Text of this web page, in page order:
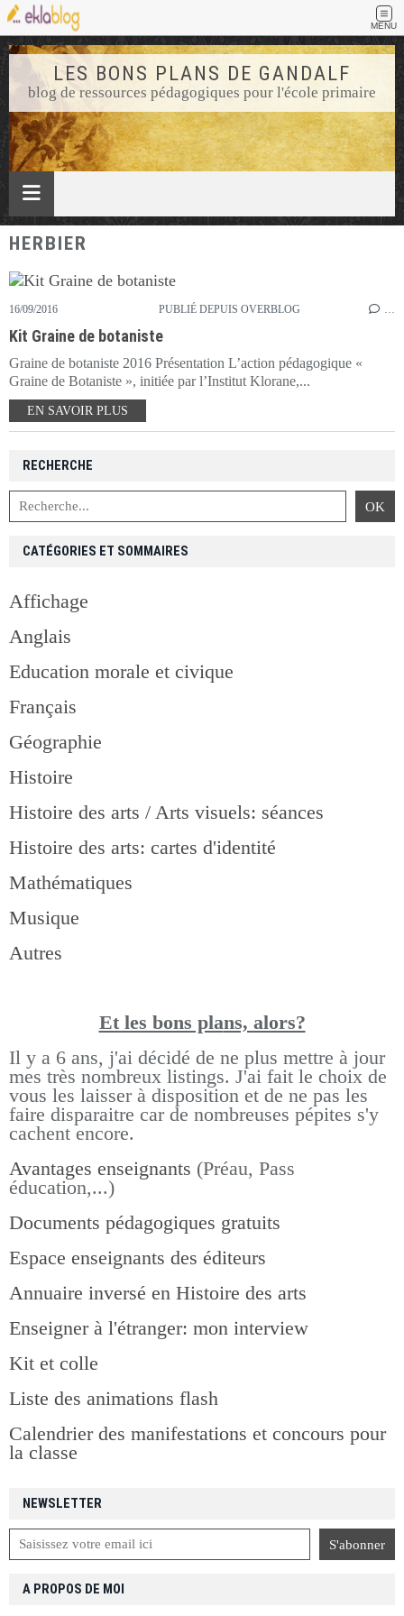
MENU
LES BONS PLANS DE GANDALF
blog de ressources pédagogiques pour l'école primaire
HERBIER
16/09/2016 PUBLIÉ DEPUIS OVERBLOG …
Kit Graine de botaniste
Graine de botaniste 2016 Présentation L’action pédagogique «
Graine de Botaniste », initiée par l’Institut Klorane,...
EN SAVOIR PLUS
NEWSLETTER
RECHERCHE
CATÉGORIES ET SOMMAIRES
Affichage
Anglais
Education morale et civique
Français
Géographie
Histoire
Histoire des arts / Arts visuels: séances
Histoire des arts: cartes d'identité
Mathématiques
Musique
Autres
Et les bons plans, alors?
Il y a 6 ans, j'ai décidé de ne plus mettre à jour
mes très nombreux listings. J'ai fait le choix de
vous les laisser à disposition et de ne pas les
faire disparaitre car de nombreuses pépites s'y
cachent encore.
Avantages enseignants (Préau, Pass
éducation,...)
Documents pédagogiques gratuits
Espace enseignants des éditeurs
Annuaire inversé en Histoire des arts
Enseigner à l'étranger: mon interview
Kit et colle
Liste des animations flash
Calendrier des manifestations et concours pour
la classe
A PROPOS DE MOI